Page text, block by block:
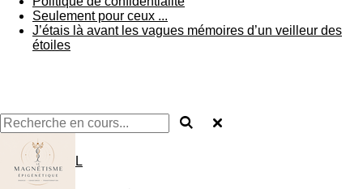
Seulement pour ceux ...
J’étais là avant les vagues mémoires d’un veilleur des
étoiles
L